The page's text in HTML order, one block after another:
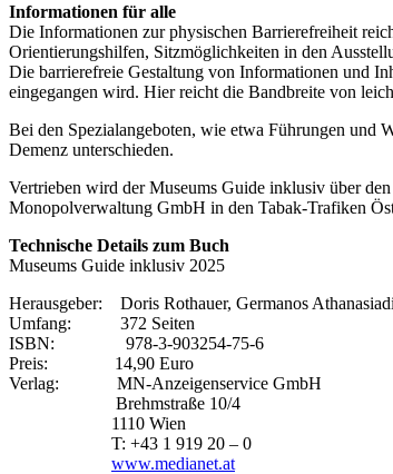
Informationen für alle
Die Informationen zur physischen Barrierefreiheit
Orientierungshilfen, Sitzmöglichkeiten in den
Die barrierefreie Gestaltung von Informationen und
eingegangen wird. Hier reicht die Bandbreite von
Bei den Spezialangeboten, wie etwa Führungen und
Demenz unterschieden.
Vertrieben wird der Museums Guide inklusiv über
Monopolverwaltung GmbH in den Tabak-Trafiken
Technische Details zum Buch
Museums Guide inklusiv 2025
Herausgeber: Doris Rothauer, Germanos
Umfang: 372 Seiten
ISBN: 978-3-903254-75-6
Preis: 14,90 Euro
Verlag: MN-Anzeigenservice GmbH
Brehmstraße 10/4
1110 Wien
T: +43 1 919 20 – 0
www.medianet.at